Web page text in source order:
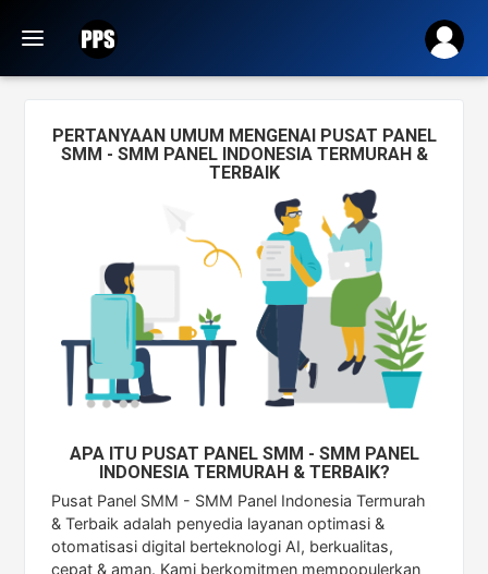
PERTANYAAN UMUM MENGENAI PUSAT PANEL
SMM - SMM PANEL INDONESIA TERMURAH &
TERBAIK
APA ITU PUSAT PANEL SMM - SMM PANEL
INDONESIA TERMURAH & TERBAIK?
Pusat Panel SMM - SMM Panel Indonesia Termurah
& Terbaik adalah penyedia layanan optimasi &
otomatisasi digital berteknologi AI, berkualitas,
cepat & aman. Kami berkomitmen mempopulerkan